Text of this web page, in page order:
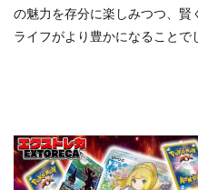
の魅力を存分に楽しみつつ、賢
ライフがより豊かになることで